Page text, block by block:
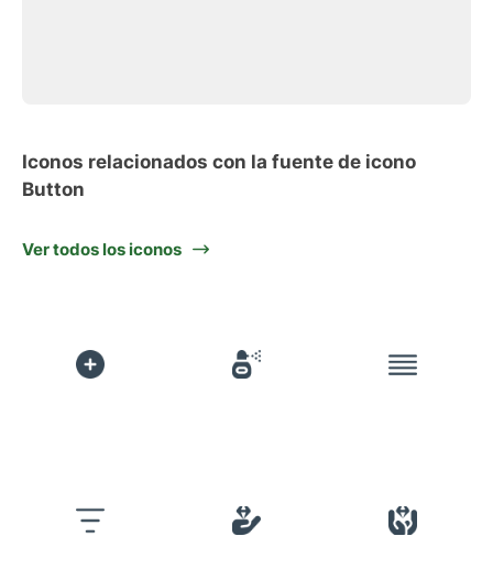
Iconos relacionados con la fuente de icono
Button
Ver todos los iconos